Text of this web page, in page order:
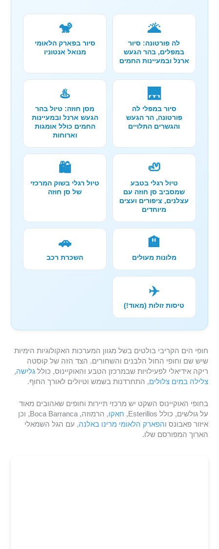
🌋
לה פורטונה: סיור
במפלים, בהר הגעש
ארנל ובמעיינות החמים
🐒
סיור בפארק הלאומי
מנואל אנטוניו
🌉
סיור במפלי לה
פורטונה, הר הגעש
והגשרים התלויים
♨️
מסן חוזה: טיול בהר
הגעש ארנל ובמעיינות
החמים כולל אומגות
וארוחות
🦥
טיול רגלי בטבע
שמסביב סן חוזה עם
עצלנים, ציפורים ועצים
מיוחדים
🛍️
טיול רגלי בשוק המרכזי
של סן חוזה
🏨
מלונות מעולים
🚗
השכרת רכב
✈️
טיסות זולות (מאוד!)
חופי הים הקריבי בולטים בשל מגוון המערכות האקולוגיות הימיות
שיש שם וחופי החול הלבנים והשחורים. הצד הזה של קוסטה
ריקה אידיאלי לפעילויות שבמרכזן הטבע והאוקיינוס, כוללגלישה,
צלילה במים צלולים, התחרדנות בשמש וטיולים לאורך החוף.
בחופי האוקיינוס השקט יש מרכזי תיירות וחופים שאהובים מאוד
על גולשים, כולל Esterillos,
חאקו
, הרמוזה, Boca Barranca, וכן
איזור פאבונס והפארק הלאומי מרינו באלנה, עם הגל השמאלי
הארוך המפורסם שלו.